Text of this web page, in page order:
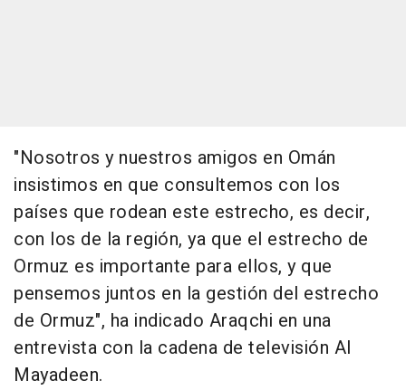
"Nosotros y nuestros amigos en Omán
insistimos en que consultemos con los
países que rodean este estrecho, es decir,
con los de la región, ya que el estrecho de
Ormuz es importante para ellos, y que
pensemos juntos en la gestión del estrecho
de Ormuz", ha indicado Araqchi en una
entrevista con la cadena de televisión Al
Mayadeen.